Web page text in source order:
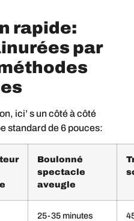
rapide:
par
ici’ s un côté à côté
standard de 6 pouces:
Boulonné
spectacle
aveugle
25-35 minutes